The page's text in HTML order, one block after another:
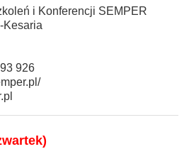
i Konferencji SEMPER
Kesaria
926